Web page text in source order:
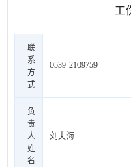
工
联
系
方
式
0539-2109759
负
责
人
姓
名
刘夫海